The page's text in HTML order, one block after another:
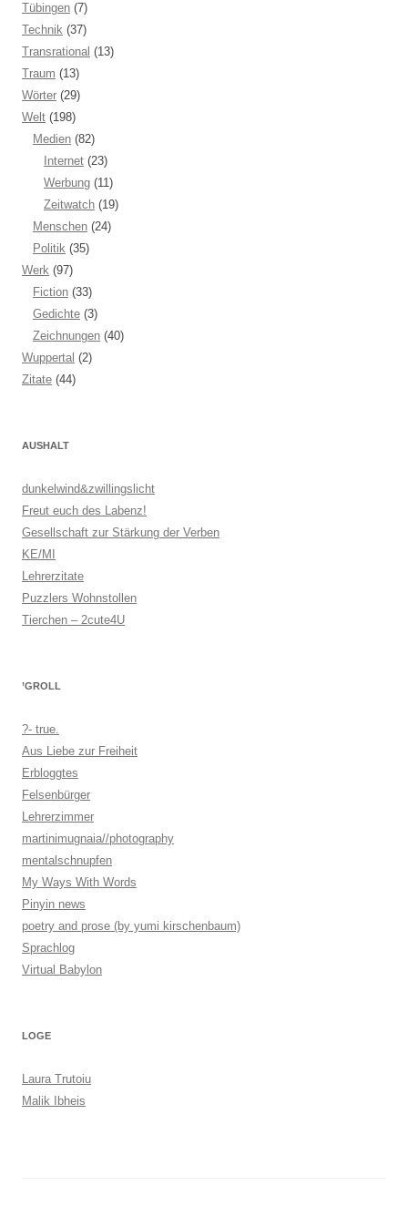
Tübingen (7)
Technik (37)
Transrational (13)
Traum (13)
Wörter (29)
Welt (198)
Medien (82)
Internet (23)
Werbung (11)
Zeitwatch (19)
Menschen (24)
Politik (35)
Werk (97)
Fiction (33)
Gedichte (3)
Zeichnungen (40)
Wuppertal (2)
Zitate (44)
AUSHALT
dunkelwind&zwillingslicht
Freut euch des Labenz!
Gesellschaft zur Stärkung der Verben
KE/MI
Lehrerzitate
Puzzlers Wohnstollen
Tierchen – 2cute4U
’GROLL
?- true.
Aus Liebe zur Freiheit
Erbloggtes
Felsenbürger
Lehrerzimmer
martinimugnaia//photography
mentalschnupfen
My Ways With Words
Pinyin news
poetry and prose (by yumi kirschenbaum)
Sprachlog
Virtual Babylon
LOGE
Laura Trutoiu
Malik Ibheis